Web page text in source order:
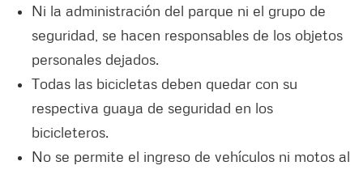
Ni la administración del parque ni el grupo de
seguridad, se hacen responsables de los objetos
personales dejados.
Todas las bicicletas deben quedar con su
respectiva guaya de seguridad en los
bicicleteros.
No se permite el ingreso de vehículos ni motos al